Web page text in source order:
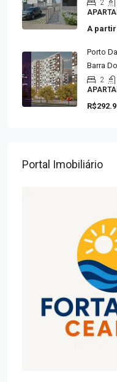
2
A partir
Porto
Barra
2
Portal Imobiliário